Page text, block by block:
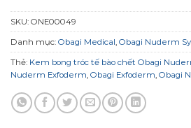
SKU: ONE00049
Danh mục: Obagi Medical Obagi Nuderm
Thẻ: Kem bong tróc tế bào chết Obagi
Nuderm Exfoderm Obagi Exfoderm Obagi